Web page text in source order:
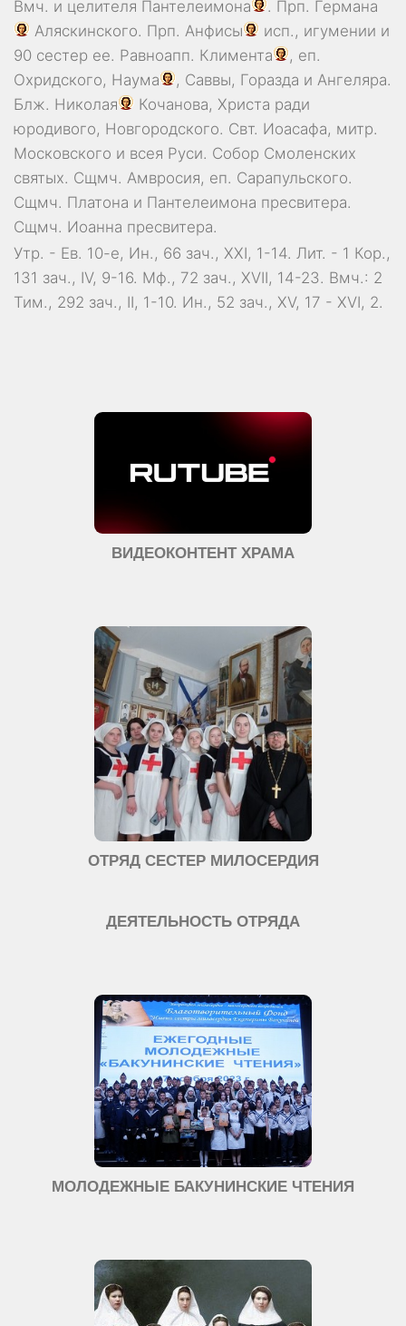
Вмч. и целителя Пантелеимона . Прп. Германа
Аляскинского. Прп. Анфисы
исп., игумении и
90 сестер ее. Равноапп. Климента
, еп.
Охридского, Наума , Саввы, Горазда и Ангеляра.
Блж. Николая
Кочанова, Христа ради
юродивого, Новгородского. Свт. Иоасафа, митр.
Московского и всея Руси. Собор Смоленских
святых. Сщмч. Амвросия, еп. Сарапульского.
Сщмч. Платона и Пантелеимона пресвитера.
Сщмч. Иоанна пресвитера.
Утр. - Ев. 10-е, Ин., 66 зач., XXI, 1-14. Лит. - 1 Кор.,
131 зач., IV, 9-16. Мф., 72 зач., XVII, 14-23. Вмч.: 2
Тим., 292 зач., II, 1-10. Ин., 52 зач., XV, 17 - XVI, 2.
ВИДЕОКОНТЕНТ ХРАМА
ОТРЯД СЕСТЕР МИЛОСЕРДИЯ
ДЕЯТЕЛЬНОСТЬ ОТРЯДА
МОЛОДЕЖНЫЕ БАКУНИНСКИЕ ЧТЕНИЯ